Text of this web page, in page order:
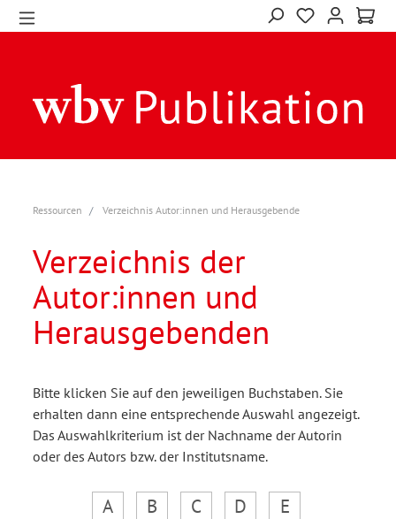
Ressourcen Verzeichnis Autor:innen und Herausgebende
Verzeichnis der
Autor:innen und
Herausgebenden
Bitte klicken Sie auf den jeweiligen Buchstaben. Sie
erhalten dann eine entsprechende Auswahl angezeigt.
Das Auswahlkriterium ist der Nachname der Autorin
oder des Autors bzw. der Institutsname.
A B C D
E